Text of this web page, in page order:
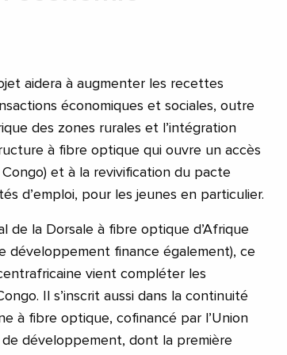
aidera à augmenter les recettes
économiques et sociales, outre
des zones rurales et l’intégration
à fibre optique qui ouvre un accès
et à la revivification du pacte
d’emploi, pour les jeunes en particulier.
de la Dorsale à fibre optique d’Afrique
développement finance également), ce
vient compléter les
Il s’inscrit aussi dans la continuité
à fibre optique, cofinancé par l’Union
développement, dont la première